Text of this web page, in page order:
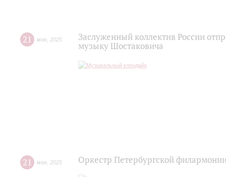
21 мая 2025
Заслуженный коллектив России
музыку Шостаковича
21 мая 2025 Оркестр Петербургской